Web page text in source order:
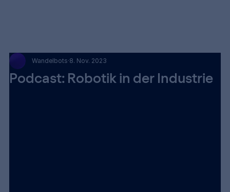
Podcast: Robotik in der Industrie
Wandelbots 8. Nov. 2023